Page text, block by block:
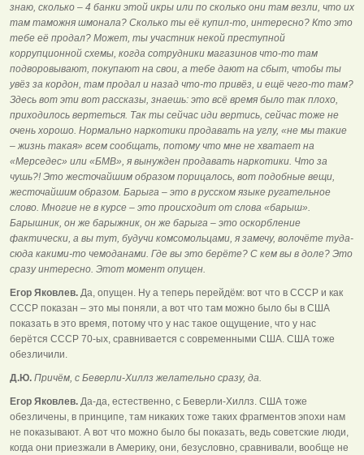
знаю, сколько – 4 банки этой икры или по сколько они там везли, что их
там таможня шмонала? Сколько ты её купил-то, интересно? Кто это
тебе её продал? Может, ты участник некой преступной
коррупционной схемы, когда сотрудники магазинов что-то там
подворовывают, покупают на свои, а тебе дают на сбыт, чтобы ты
увёз за кордон, там продал и назад что-то привёз, и ещё чего-то там?
Здесь вот эти вот рассказы, знаешь: это всё время было так плохо,
приходилось вертеться. Так ты сейчас иди вертись, сейчас тоже не
очень хорошо. Нормально наркотики продавать на углу, «не мы такие
– жизнь такая» всем сообщать, потому что мне не хватает на
«Мерседес» или «БМВ», я вынужден продавать наркотики. Что за
чушь?! Это жесточайшим образом порицалось, вот подобные вещи,
жесточайшим образом. Барыга – это в русском языке ругательное
слово. Многие не в курсе – это происходит от слова «барыш».
Барышник, он же барыжник, он же барыга – это оскорбление
фактически, а вы тут, будучи комсомольцами, я замечу, волочёте туда-
сюда какими-то чемоданами. Где вы это берёте? С кем вы в доле? Это
сразу интересно. Этот момент опущен.
Егор Яковлев. Да, опущен. Ну а теперь перейдём: вот что в СССР и как
СССР показан – это мы поняли, а вот что там можно было бы в США
показать в это время, потому что у нас такое ощущение, что у нас
берётся СССР 70-ых, сравнивается с современными США. США тоже
обезличили.
Д.Ю. Причём, с Беверли-Хиллз желательно сразу, да.
Егор Яковлев. Да-да, естественно, с Беверли-Хиллз. США тоже
обезличены, в принципе, там никаких тоже таких фрагментов эпохи нам
не показывают. А вот что можно было бы показать, ведь советские люди,
когда они приезжали в Америку, они, безусловно, сравнивали, вообще не